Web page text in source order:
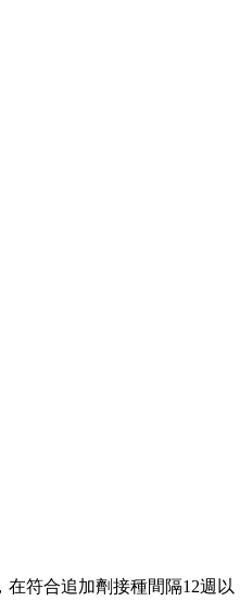
符合追加劑接種間隔12週以